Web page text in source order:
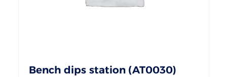
Bench dips station (AT0030)